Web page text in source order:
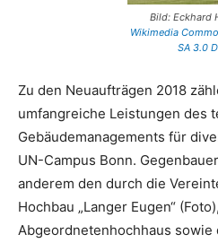
Bild: Eckhard
Wikimedia
SA 3.0
Zu den Neuaufträgen 2018
umfangreiche Leistungen des
Gebäudemanagements für
UN-Campus Bonn.
anderem den durch die
Hochbau „Langer Eugen“
Abgeordnetenhochhaus sowie